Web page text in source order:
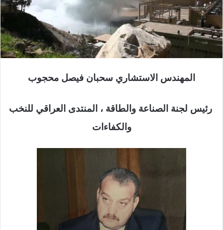
المهندس الاستشاري سحبان فيصل محجوب
رئيس لجنة الصناعة والطاقة ، المنتدى العراقي للنخب
والكفاءات